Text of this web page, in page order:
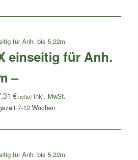
einseitig für Anh.
–
€netto)
7-12 Wochen